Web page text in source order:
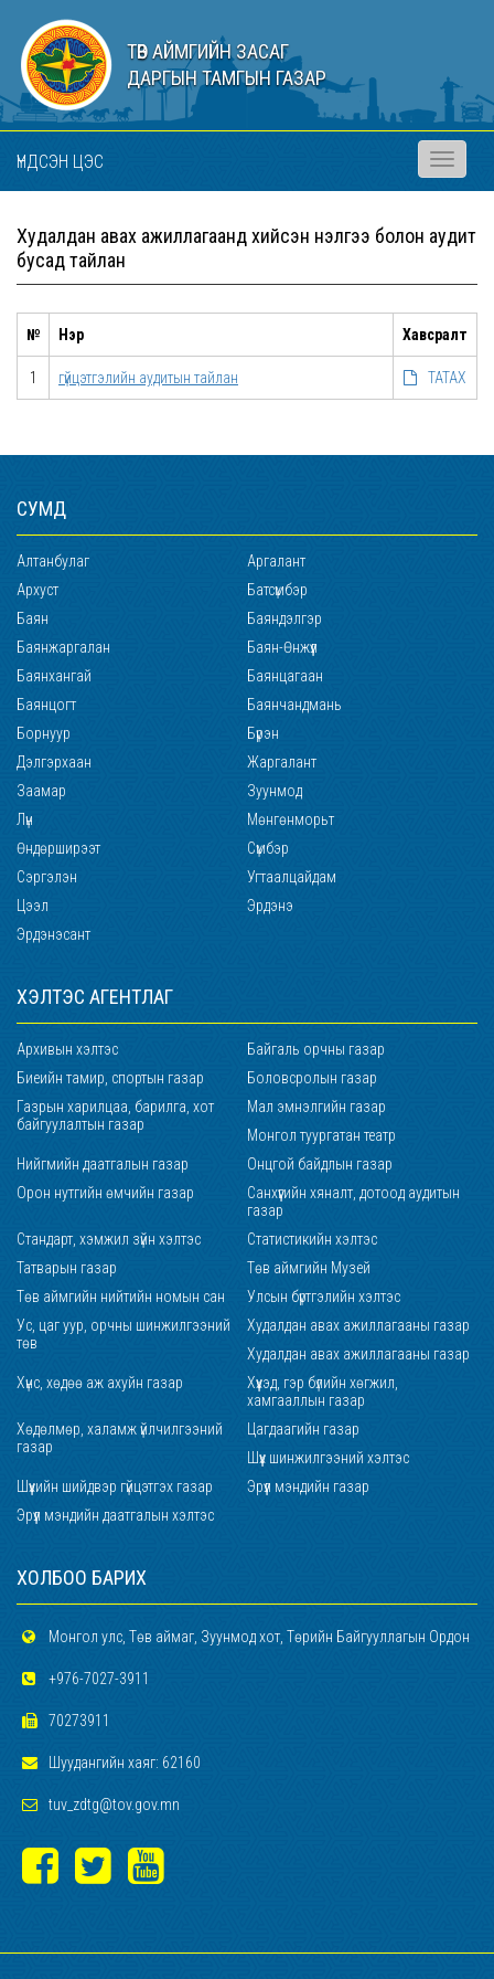
ТӨВ АЙМГИЙН ЗАСАГ
ДАРГЫН ТАМГЫН ГАЗАР
ҮНДСЭН ЦЭС
Toggle
Худалдан авах ажиллагаанд хийсэн үнэлгээ болон аудит
бусад тайлан
№ Нэр Хавсралт
1 гүйцэтгэлийн аудитын тайлан ТАТАХ
СУМД
Алтанбулаг
Аргалант
Архуст
Батсүмбэр
Баян
Баяндэлгэр
Баянжаргалан
Баян-Өнжүүл
Баянхангай
Баянцагаан
Баянцогт
Баянчандмань
Борнуур
Бүрэн
Дэлгэрхаан
Жаргалант
Заамар
Зуунмод
Лүн
Мөнгөнморьт
Өндөрширээт
Сүмбэр
Сэргэлэн
Угтаалцайдам
Цээл
Эрдэнэ
Эрдэнэсант
ХЭЛТЭС АГЕНТЛАГ
Архивын хэлтэс
Байгаль орчны газар
Биеийн тамир, спортын газар
Боловсролын газар
Газрын харилцаа, барилга, хот
байгуулалтын газар
Мал эмнэлгийн газар
Монгол туургатан театр
Нийгмийн даатгалын газар
Онцгой байдлын газар
Орон нутгийн өмчийн газар
Санхүүгийн хяналт, дотоод аудитын
газар
Стандарт, хэмжил зүйн хэлтэс
Статистикийн хэлтэс
Татварын газар
Төв аймгийн Музей
Төв аймгийн нийтийн номын сан
Улсын бүртгэлийн хэлтэс
Ус, цаг уур, орчны шинжилгээний
төв
Худалдан авах ажиллагааны газар
Худалдан авах ажиллагааны газар
Хүнс, хөдөө аж ахуйн газар
Хүүхэд, гэр бүлийн хөгжил,
хамгааллын газар
Хөдөлмөр, халамж үйлчилгээний
газар
Цагдаагийн газар
Шүүх шинжилгээний хэлтэс
Шүүхийн шийдвэр гүйцэтгэх газар
Эрүүл мэндийн газар
Эрүүл мэндийн даатгалын хэлтэс
ХОЛБОО БАРИХ
Монгол улс, Төв аймаг, Зуунмод хот, Төрийн Байгууллагын Ордон
+976-7027-3911
70273911
Шуудангийн хаяг: 62160
tuv_zdtg@tov.gov.mn